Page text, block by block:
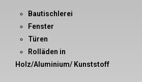
Bautischlerei
Fenster
Türen
Rolläden in
Holz/Aluminium/ Kunststoff